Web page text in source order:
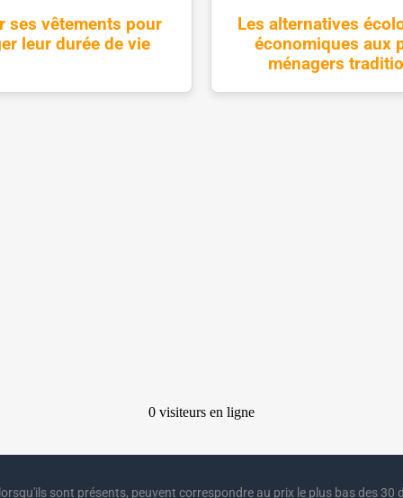
ses vêtements pour
leur durée de vie
Les alternatives
économiques aux
ménagers
sont présents, peuvent correspondre au prix le plus bas des 30